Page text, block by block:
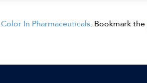
Color In Pharmaceuticals. Bookmark the